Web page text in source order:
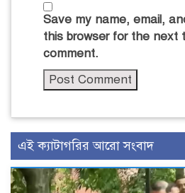
Save my name, email,
this browser for the next
comment.
এই ক্যাটাগরির আরো সংবাদ